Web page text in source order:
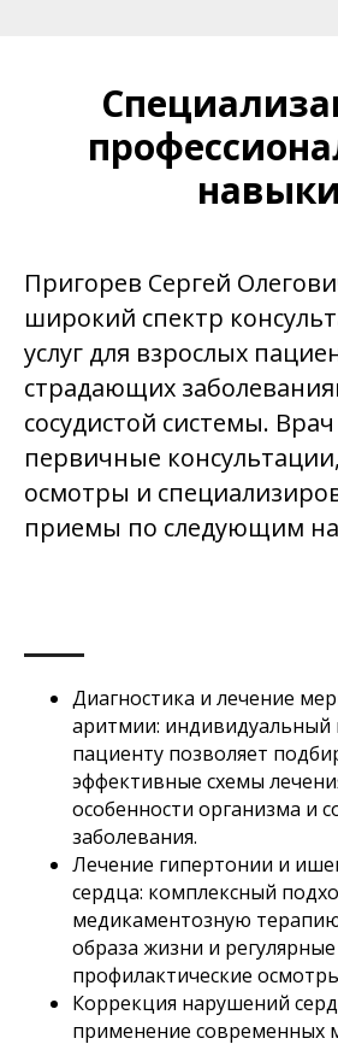
навыки
Пригорев Сергей
широкий спектр
услуг для взрослых
страдающих
сосудистой системы.
первичные
осмотры и
приемы по следующим
Диагностика и лечение
аритмии: индивидуальный
пациенту позволяет
эффективные схемы
особенности организма и
заболевания.
Лечение гипертонии и
сердца: комплексный
медикаментозную
образа жизни и регулярные
профилактические
Коррекция нарушений
применение современных